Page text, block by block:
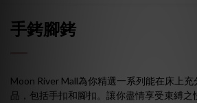
手銬腳銬
Moon River Mall為你精選一系列能在床上
品，包括手扣和腳扣。讓你盡情享受束縛